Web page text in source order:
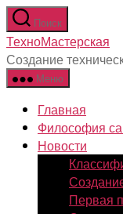
Перейти
к
содержимому
Поиск
ТехноМастерская
Создание
Меню
Главная
Философия
Новости
Первая